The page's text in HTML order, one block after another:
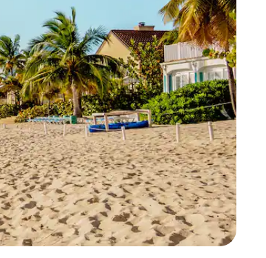
y hacia abajo o explora con el tacto o desliza el dedo.